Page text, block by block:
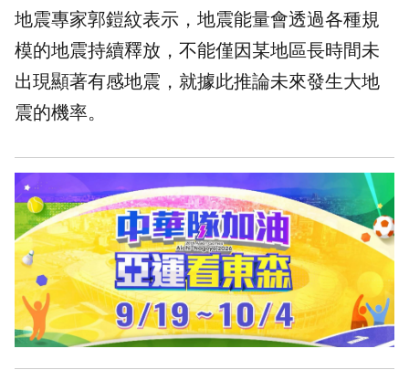
地震專家郭鎧紋表示，地震能量會透過各種規
模的地震持續釋放，不能僅因某地區長時間未
出現顯著有感地震，就據此推論未來發生大地
震的機率。